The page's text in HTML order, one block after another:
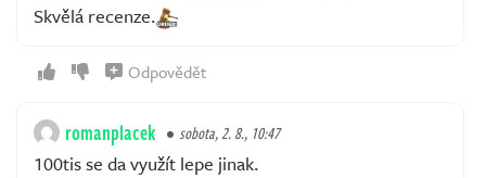
Skvělá recenze.
Odpovědět
romanplacek sobota, 2. 8., 10:47
100tis se da využít lepe jinak.